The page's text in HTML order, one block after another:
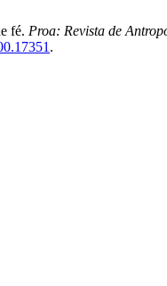
fé. Proa: Revista de
.